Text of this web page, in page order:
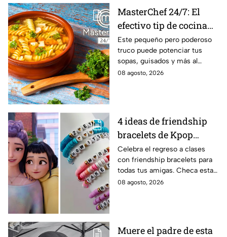
MasterChef 24/7: El
efectivo tip de cocina
de las abuelas para
darle sabor extra al
caldillo
Este pequeño pero poderoso
truco puede potenciar tus
sopas, guisados y más al
máximo.
08 agosto, 2026
4 ideas de friendship
bracelets de Kpop
Demon Hunters para
intercambiar con tus
mejores amigas este
regreso a clases
Celebra el regreso a clases
con friendship bracelets para
todas tus amigas. Checa estas
4 ideas inspiradas en Kpop
08 agosto, 2026
Muere el padre de esta